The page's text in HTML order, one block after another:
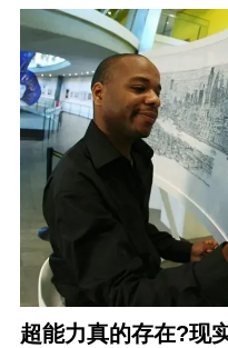
超能力真的存在?现